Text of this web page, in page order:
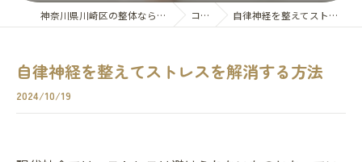
神奈川県川崎区の整体ならないとう氣功整体院 コラム 自律神経を整えてストレスを解消する方法
自律神経を整えてストレスを解消する方法
2024/10/19